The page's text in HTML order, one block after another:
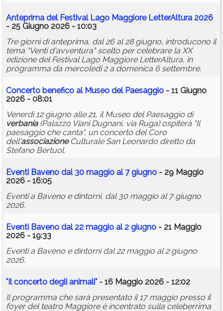
Anteprima del Festival Lago Maggiore LetterAltura 2026
- 25 Giugno 2026 - 10:03
Tre giorni di anteprima, dal 26 al 28 giugno, introducono il
tema "Venti d'avventura" scelto per celebrare la XX
edizione del Festival Lago Maggiore LetterAltura, in
programma da mercoledì 2 a domenica 6 settembre.
Concerto benefico al Museo del Paesaggio - 11 Giugno
2026 - 08:01
Venerdì 12 giugno alle 21, il Museo del Paesaggio di
verbania(Palazzo Viani Dugnani, via Ruga) ospiterà "Il
paesaggio che canta", un concerto del Coro
dell'associazioneCulturale San Leonardo diretto da
Stefano Bertuol.
Eventi Baveno dal 30 maggio al 7 giugno - 29 Maggio
2026 - 16:05
Eventi a Baveno e dintorni, dal 30 maggio al 7 giugno
2026.
Eventi Baveno dal 22 maggio al 2 giugno - 21 Maggio
2026 - 19:33
Eventi a Baveno e dintorni dal 22 maggio al 2 giugno
2026.
"Il concerto degli animali" - 16 Maggio 2026 - 12:02
Il programma che sarà presentato il 17 maggio presso il
foyer del teatro Maggiore è incentrato sulla celeberrima